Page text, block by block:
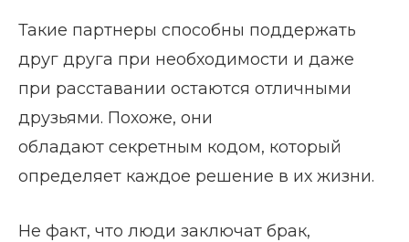
Такие партнеры способны поддержать
друг друга при необходимости и даже
при расставании остаются отличными
друзьями. Похоже, они
обладают секретным кодом, который
определяет каждое решение в их жизни.
Не факт, что люди заключат брак,